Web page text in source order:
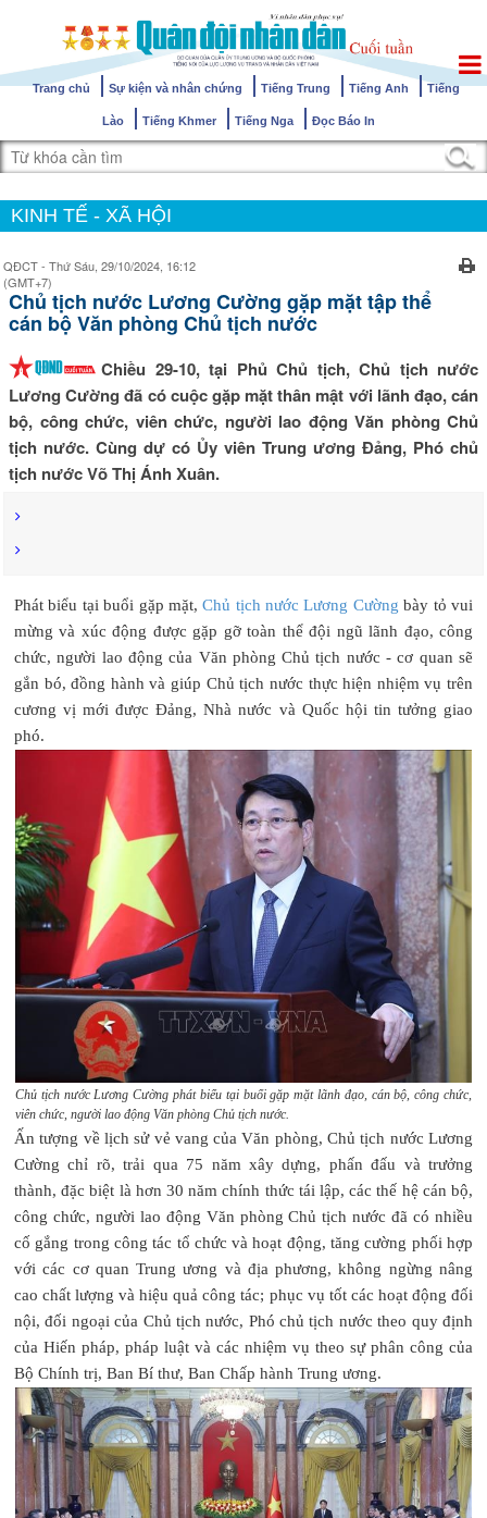
Trang chủ Sự kiện và nhân chứng Tiếng Trung Tiếng Anh Tiếng
Lào Tiếng Khmer Tiếng Nga Đọc Báo In
KINH TẾ - XÃ HỘI
QĐCT - Thứ Sáu, 29/10/2024, 16:12
(GMT+7)
Chủ tịch nước Lương Cường gặp mặt tập thể
cán bộ Văn phòng Chủ tịch nước
Chiều 29-10, tại Phủ Chủ tịch, Chủ tịch nước
Lương Cường đã có cuộc gặp mặt thân mật với lãnh đạo, cán
bộ, công chức, viên chức, người lao động Văn phòng Chủ
tịch nước. Cùng dự có Ủy viên Trung ương Đảng, Phó chủ
tịch nước Võ Thị Ánh Xuân.
Phát biểu tại buổi gặp mặt,Chủ tịch nước Lương Cường bày tỏ vui
mừng và xúc động được gặp gỡ toàn thể đội ngũ lãnh đạo, công
chức, người lao động của Văn phòng Chủ tịch nước - cơ quan sẽ
gắn bó, đồng hành và giúp Chủ tịch nước thực hiện nhiệm vụ trên
cương vị mới được Đảng, Nhà nước và Quốc hội tin tưởng giao
phó.
Chủ tịch nước Lương Cường phát biểu tại buổi gặp mặt lãnh đạo, cán bộ, công chức,
viên chức, người lao động Văn phòng Chủ tịch nước.
Ấn tượng về lịch sử vẻ vang của Văn phòng, Chủ tịch nước Lương
Cường chỉ rõ, trải qua 75 năm xây dựng, phấn đấu và trưởng
thành, đặc biệt là hơn 30 năm chính thức tái lập, các thế hệ cán bộ,
công chức, người lao động Văn phòng Chủ tịch nước đã có nhiều
cố gắng trong công tác tổ chức và hoạt động, tăng cường phối hợp
với các cơ quan Trung ương và địa phương, không ngừng nâng
cao chất lượng và hiệu quả công tác; phục vụ tốt các hoạt động đối
nội, đối ngoại của Chủ tịch nước, Phó chủ tịch nước theo quy định
của Hiến pháp, pháp luật và các nhiệm vụ theo sự phân công của
Bộ Chính trị, Ban Bí thư, Ban Chấp hành Trung ương.